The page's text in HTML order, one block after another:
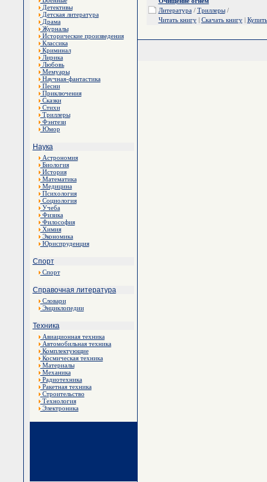
Детективы
Детская литература
Драма
Журналы
Исторические произведения
Классика
Криминал
Лирика
Любовь
Мемуары
Научная-фантастика
Песни
Приключения
Сказки
Стихи
Триллеры
Фэнтези
Юмор
Наука
Астрономия
Биология
История
Математика
Медицина
Психология
Социология
Учеба
Физика
Философия
Химия
Экономика
Юриспруденция
Спорт
Спорт
Справочная литература
Словари
Энциклопедии
Техника
Авиационная техника
Автомобильная техника
Комплектующие
Космическая техника
Материалы
Механика
Радиотехника
Ракетная техника
Строительство
Технология
Электроника
Литература/ Триллеры/
Читать книгу| Скачать книгу| Купить